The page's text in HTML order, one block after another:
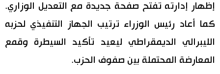
إظهار إدارته تفتح صفحة جديدة مع التعديل الوزاري.
كما أعاد رئيس الوزراء ترتيب الجهاز التنفيذي لحزبه
الليبرالي الديمقراطي ليعيد تأكيد السيطرة وقمع
المعارضة المحتملة بين صفوف الحزب.